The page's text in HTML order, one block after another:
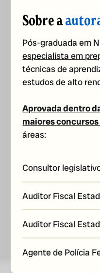
Sobre a
Pós-graduada em
especialista em
técnicas de
estudos de alto
Aprovada dentro
maiores
áreas:
Consultor
Auditor Fiscal
Auditor Fiscal
Agente de Polícia